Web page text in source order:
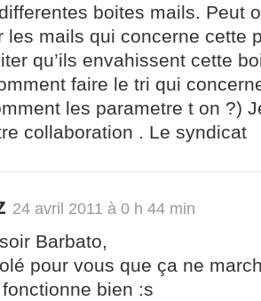
boites mails. Peut
les mails qui concerne cette
qu’ils envahissent cette
faire le tri qui
les parametre t on ?)
collaboration . Le syndicat
24 avril 2011 à 0 h 44 min
Barbato,
pour vous que ça ne
bien :s